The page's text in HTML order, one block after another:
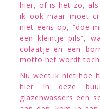
hier, of is het zo, als
ik ook maar moet
niet eens op, “doe
een kleintje pils”,
colaatje en een
motto het wordt toch
Nu weet ik niet hoe
hier in deze
glazenwassers een